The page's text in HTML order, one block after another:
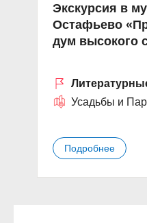
Экскурсия в
Остафьево
дум высокого
Усадьбы и
Подробнее